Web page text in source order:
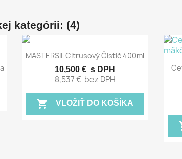
kategórii: (4)
 Rýchly náhľad
MASTERSIL Citrusový Čistič 400ml
10,500 € s DPH
8,537 € bez DPH
shopping_cart VLOŽIŤ DO KOŠÍKA